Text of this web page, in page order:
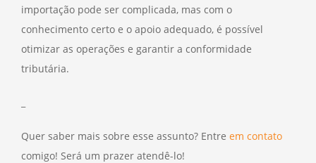
importação pode ser complicada, mas com o
conhecimento certo e o apoio adequado, é possível
otimizar as operações e garantir a conformidade
tributária.
Quer saber mais sobre esse assunto? Entre em contato
comigo! Será um prazer atendê-lo!